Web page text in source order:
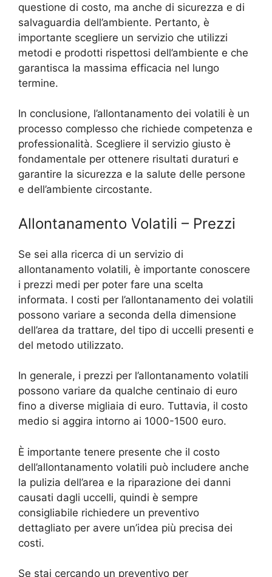
questione di costo, ma anche di sicurezza e di
salvaguardia dell’ambiente. Pertanto, è
importante scegliere un servizio che utilizzi
metodi e prodotti rispettosi dell’ambiente e che
garantisca la massima efficacia nel lungo
termine.
In conclusione, l’allontanamento dei volatili è un
processo complesso che richiede competenza e
professionalità. Scegliere il servizio giusto è
fondamentale per ottenere risultati duraturi e
garantire la sicurezza e la salute delle persone
e dell’ambiente circostante.
Allontanamento Volatili – Prezzi
Se sei alla ricerca di un servizio di
allontanamento volatili, è importante conoscere
i prezzi medi per poter fare una scelta
informata. I costi per l’allontanamento dei volatili
possono variare a seconda della dimensione
dell’area da trattare, del tipo di uccelli presenti e
del metodo utilizzato.
In generale, i prezzi per l’allontanamento volatili
possono variare da qualche centinaio di euro
fino a diverse migliaia di euro. Tuttavia, il costo
medio si aggira intorno ai 1000-1500 euro.
È importante tenere presente che il costo
dell’allontanamento volatili può includere anche
la pulizia dell’area e la riparazione dei danni
causati dagli uccelli, quindi è sempre
consigliabile richiedere un preventivo
dettagliato per avere un’idea più precisa dei
costi.
Se stai cercando un preventivo per